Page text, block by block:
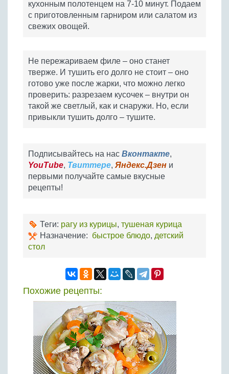
кухонным полотенцем на 7-10 минут. Подаем
с приготовленным гарниром или салатом из
свежих овощей.
Не пережариваем филе – оно станет
тверже. И тушить его долго не стоит – оно
готово уже после жарки, что можно легко
проверить: разрезаем кусочек – внутри он
такой же светлый, как и снаружи. Но, если
привыкли тушить долго – тушите.
Подписывайтесь на нас Вконтакте,
YouTube, Твиттере, Яндекс.Дзен и
первыми получайте самые вкусные
рецепты!
Теги: рагу из курицы, тушеная курица
Назначение: быстрое блюдо, детский
стол
Похожие рецепты: